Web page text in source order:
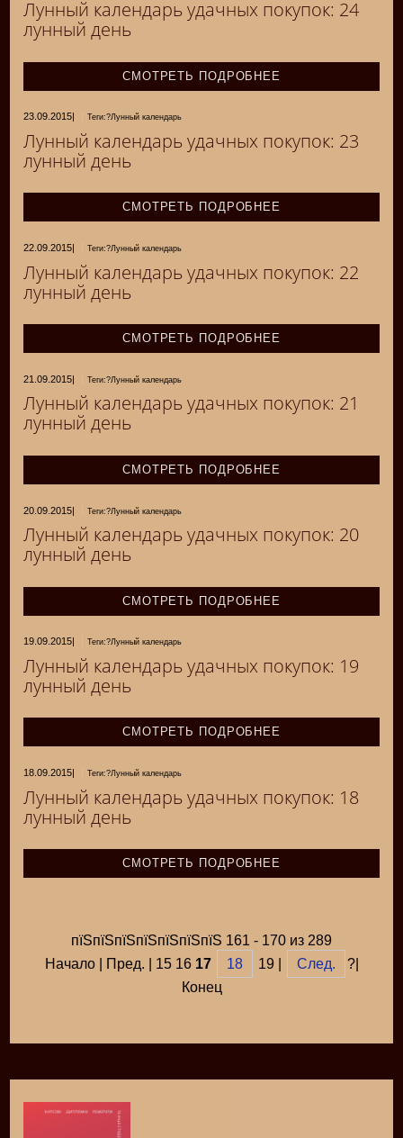
Лунный календарь удачных покупок: 24
лунный день
СМОТРЕТЬ ПОДРОБНЕЕ
23.09.2015 Теги:?Лунный календарь
Лунный календарь удачных покупок: 23
лунный день
СМОТРЕТЬ ПОДРОБНЕЕ
22.09.2015| Теги:?Лунный календарь
Лунный календарь удачных покупок: 22
лунный день
СМОТРЕТЬ ПОДРОБНЕЕ
21.09.2015| Теги:?Лунный календарь
Лунный календарь удачных покупок: 21
лунный день
СМОТРЕТЬ ПОДРОБНЕЕ
20.09.2015| Теги:?Лунный календарь
Лунный календарь удачных покупок: 20
лунный день
СМОТРЕТЬ ПОДРОБНЕЕ
19.09.2015 Теги:?Лунный календарь
Лунный календарь удачных покупок: 19
лунный день
СМОТРЕТЬ ПОДРОБНЕЕ
18.09.2015 Теги:?Лунный календарь
Лунный календарь удачных покупок: 18
лунный день
СМОТРЕТЬ ПОДРОБНЕЕ
пїЅпїЅпїЅпїЅпїЅпїЅпїЅ 161 - 170 из 289
Начало | Пред. | 15 16 17 18 19 | След.
?|
Конец